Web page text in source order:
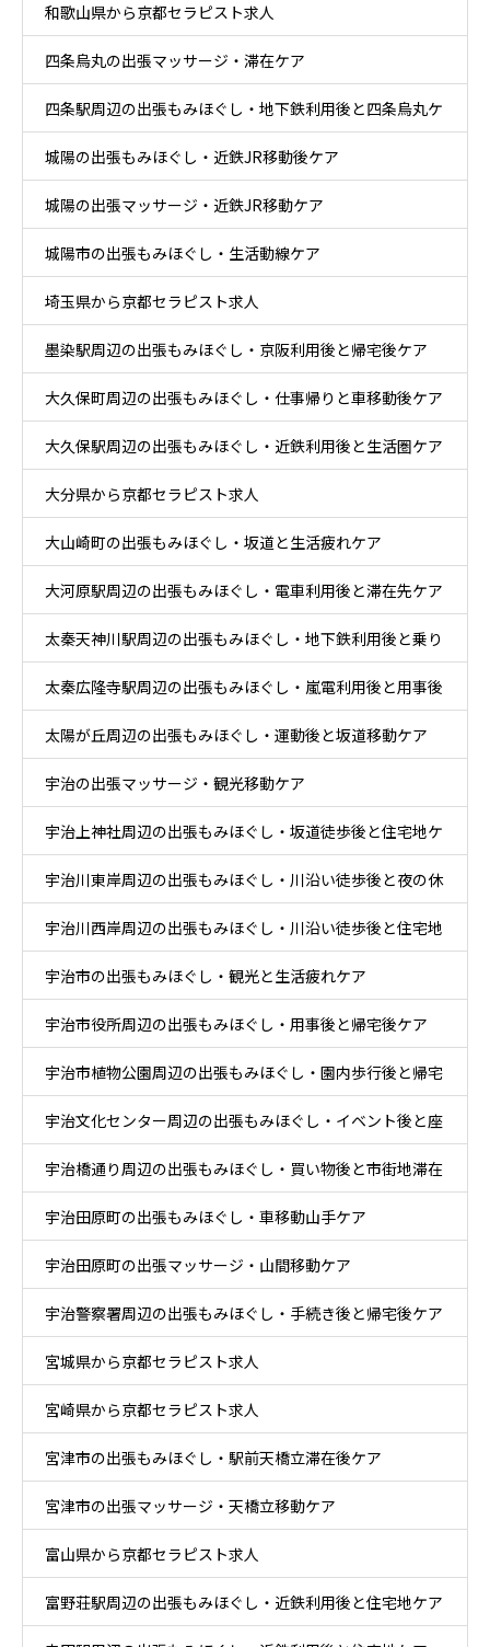
和歌山県から京都セラピスト求人
四条烏丸の出張マッサージ・滞在ケア
四条駅周辺の出張もみほぐし・地下鉄利用後と四条烏丸ケ
ア
城陽の出張もみほぐし・近鉄JR移動後ケア
城陽の出張マッサージ・近鉄JR移動ケア
城陽市の出張もみほぐし・生活動線ケア
埼玉県から京都セラピスト求人
墨染駅周辺の出張もみほぐし・京阪利用後と帰宅後ケア
大久保町周辺の出張もみほぐし・仕事帰りと車移動後ケア
大久保駅周辺の出張もみほぐし・近鉄利用後と生活圏ケア
大分県から京都セラピスト求人
大山崎町の出張もみほぐし・坂道と生活疲れケア
大河原駅周辺の出張もみほぐし・電車利用後と滞在先ケア
太秦天神川駅周辺の出張もみほぐし・地下鉄利用後と乗り
換え後ケア
太秦広隆寺駅周辺の出張もみほぐし・嵐電利用後と用事後
ケア
太陽が丘周辺の出張もみほぐし・運動後と坂道移動ケア
宇治の出張マッサージ・観光移動ケア
宇治上神社周辺の出張もみほぐし・坂道徒歩後と住宅地ケ
ア
宇治川東岸周辺の出張もみほぐし・川沿い徒歩後と夜の休
息ケア
宇治川西岸周辺の出張もみほぐし・川沿い徒歩後と住宅地
帰宅ケア
宇治市の出張もみほぐし・観光と生活疲れケア
宇治市役所周辺の出張もみほぐし・用事後と帰宅後ケア
宇治市植物公園周辺の出張もみほぐし・園内歩行後と帰宅
後ケア
宇治文化センター周辺の出張もみほぐし・イベント後と座
り時間ケア
宇治橋通り周辺の出張もみほぐし・買い物後と市街地滞在
ケア
宇治田原町の出張もみほぐし・車移動山手ケア
宇治田原町の出張マッサージ・山間移動ケア
宇治警察署周辺の出張もみほぐし・手続き後と帰宅後ケア
宮城県から京都セラピスト求人
宮崎県から京都セラピスト求人
宮津市の出張もみほぐし・駅前天橋立滞在後ケア
宮津市の出張マッサージ・天橋立移動ケア
富山県から京都セラピスト求人
富野荘駅周辺の出張もみほぐし・近鉄利用後と住宅地ケア